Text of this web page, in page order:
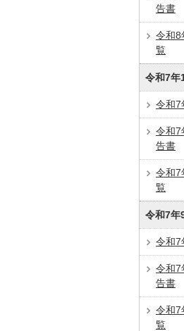
告書
令和8
覧
令和7年
令和7
令和7
告書
令和7
覧
令和7年
令和7
令和7
告書
令和7
覧